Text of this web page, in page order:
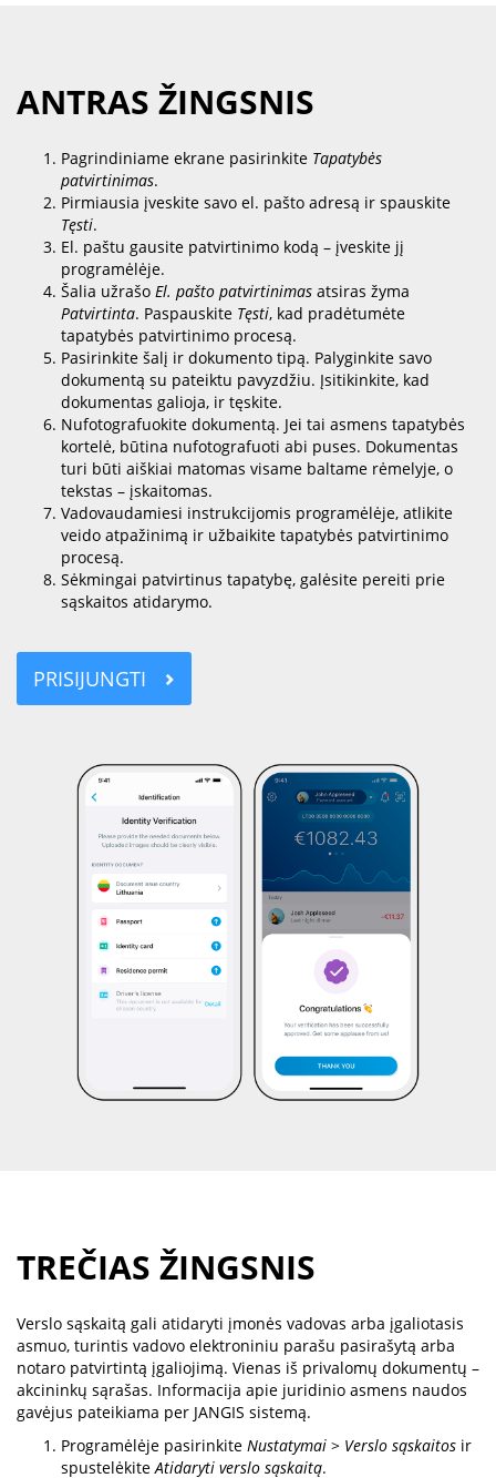
ANTRAS ŽINGSNIS
Pagrindiniame ekrane pasirinkite Tapatybės
patvirtinimas.
Pirmiausia įveskite savo el. pašto adresą ir spauskite
Tęsti.
El. paštu gausite patvirtinimo kodą – įveskite jį
programėlėje.
Šalia užrašo El. pašto patvirtinimas atsiras žyma
Patvirtinta. Paspauskite Tęsti, kad pradėtumėte
tapatybės patvirtinimo procesą.
Pasirinkite šalį ir dokumento tipą. Palyginkite savo
dokumentą su pateiktu pavyzdžiu. Įsitikinkite, kad
dokumentas galioja, ir tęskite.
Nufotografuokite dokumentą. Jei tai asmens tapatybės
kortelė, būtina nufotografuoti abi puses. Dokumentas
turi būti aiškiai matomas visame baltame rėmelyje, o
tekstas – įskaitomas.
Vadovaudamiesi instrukcijomis programėlėje, atlikite
veido atpažinimą ir užbaikite tapatybės patvirtinimo
procesą.
Sėkmingai patvirtinus tapatybę, galėsite pereiti prie
sąskaitos atidarymo.
PRISIJUNGTI
TREČIAS ŽINGSNIS
Verslo sąskaitą gali atidaryti įmonės vadovas arba įgaliotasis
asmuo, turintis vadovo elektroniniu parašu pasirašytą arba
notaro patvirtintą įgaliojimą. Vienas iš privalomų dokumentų –
akcininkų sąrašas. Informacija apie juridinio asmens naudos
gavėjus pateikiama per JANGIS sistemą.
Programėlėje pasirinkite Nustatymai > Verslo sąskaitos ir
spustelėkiteAtidaryti verslo sąskaitą.